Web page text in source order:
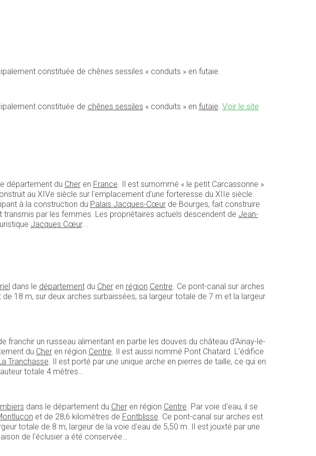
constituée de chênes sessiles « conduits » en futaie.
constituée de chênes sessiles « conduits » en futaie. Voir le site
département du Cheren France . Il est surnommé « le petit Carcassonne »
au XIVe siècle sur l'emplacement d'une forteresse du XIIe siècle.
à la construction du Palais Jacques-Cœurde Bourges, fait construire
par les femmes. Les propriétaires actuels descendent de Jean-
Jacques Cœur...
dans le départementdu Cheren région Centre. Ce pont-canal sur arches
18 m, sur deux arches surbaissées, sa largeur totale de 7 m et la largeur
franchir un ruisseau alimentant en partie les douves du château d'Ainay-le-
du Cheren région Centre. Il est aussi nommé Pont Chatard. L'édifice
Tranchasse. Il est porté par une unique arche en pierres de taille, ce qui en
totale 4 mètres…
dans le département du Cheren région Centre. Par voie d'eau, il se
et de 28,6 kilomètres de Fontblisse. Ce pont-canal sur arches est
totale de 8 m, largeur de la voie d'eau de 5,50 m. Il est jouxté par une
de l'éclusier a été conservée…